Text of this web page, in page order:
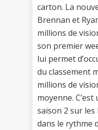
carton. La
Brennan et
millions de
son premier
lui permet
du classement
millions de
moyenne.
saison 2 sur les
dans le rythme